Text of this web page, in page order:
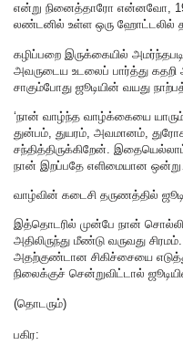
என்று நினைத்தாரோ என்னவோ,
லண்டனில் உள்ள ஒரு ஹோட்டலில்
கழிப்பறை இருக்கையில்
அவருடைய உடலைப் பார்த்து கதறி
சாகும்போது ஜூடியின் வயது
‘நான் வாழ்ந்த வாழ்க்கையை யாரும்
துன்பம், துயரம், அவமானம்,
சந்தித்திருக்கிறேன்‌. இதையெல்லாம்
நான் இறப்பதே எளிமையான
வாழ்வின் கடைசி தருணத்தில்
இத்தொடரில் முன்பே நான்
அதிலிருந்து மீண்டு வருவது
அதற்குண்டான சிகிச்சையை
நிலைக்குச் சென்றுவிட்டால்
(தொடரும்)
பகிர: